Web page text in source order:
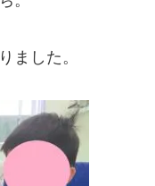
ました。